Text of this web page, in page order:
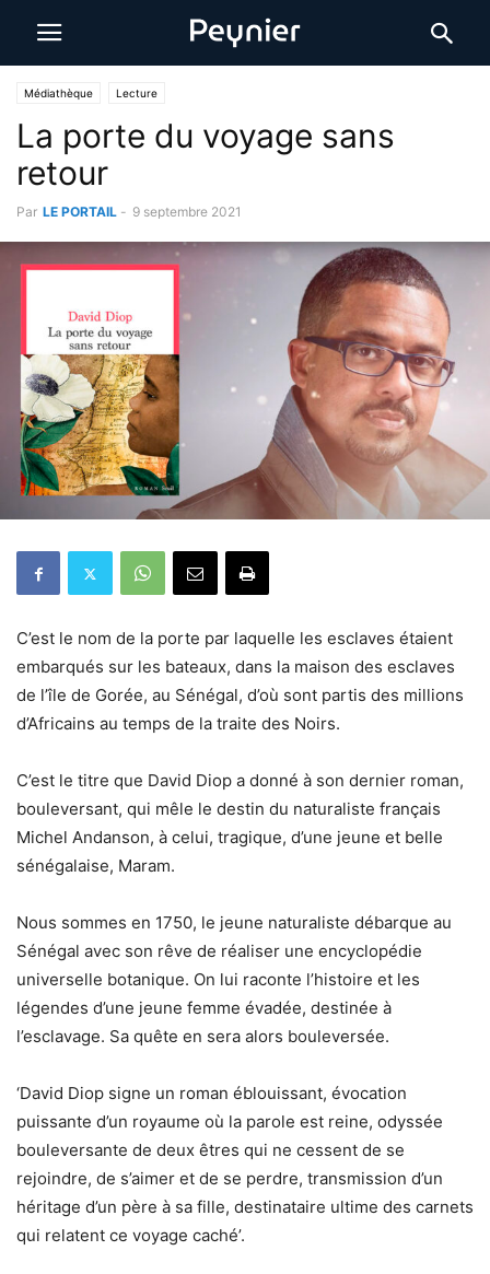
Médiathèque Lecture
La porte du voyage sans
retour
Par LE PORTAIL - 9 septembre 2021
C’est le nom de la porte par laquelle les esclaves étaient
embarqués sur les bateaux, dans la maison des esclaves
de l’île de Gorée, au Sénégal, d’où sont partis des millions
d’Africains au temps de la traite des Noirs.
C’est le titre que David Diop a donné à son dernier roman,
bouleversant, qui mêle le destin du naturaliste français
Michel Andanson, à celui, tragique, d’une jeune et belle
sénégalaise, Maram.
Nous sommes en 1750, le jeune naturaliste débarque au
Sénégal avec son rêve de réaliser une encyclopédie
universelle botanique. On lui raconte l’histoire et les
légendes d’une jeune femme évadée, destinée à
l’esclavage. Sa quête en sera alors bouleversée.
‘David Diop signe un roman éblouissant, évocation
puissante d’un royaume où la parole est reine, odyssée
bouleversante de deux êtres qui ne cessent de se
rejoindre, de s’aimer et de se perdre, transmission d’un
héritage d’un père à sa fille, destinataire ultime des carnets
qui relatent ce voyage caché’.